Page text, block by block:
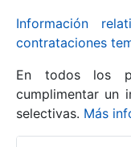
Información
contrataciones
En todos los
cumplimentar un
selectivas. Más